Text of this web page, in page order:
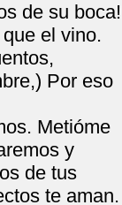
de su boca!
el vino.
Por eso
Metióme
y
de tus
te aman.